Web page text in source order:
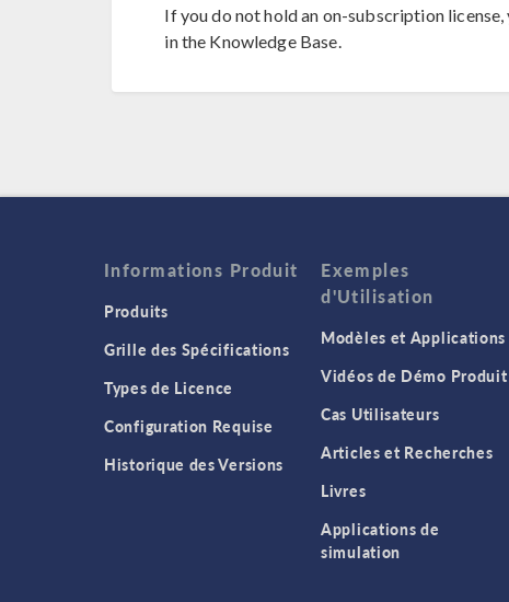
If you do not hold an on-subscription
in the Knowledge Base.
Informations Produit
Produits
Grille des Spécifications
Types de Licence
Configuration Requise
Historique des Versions
Exemples
d'Utilisation
Modèles et Applications
Vidéos de Démo Produit
Cas Utilisateurs
Articles et Recherches
Livres
Applications de
simulation